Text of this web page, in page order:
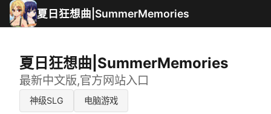
夏日狂想曲|SummerMemories
夏日狂想曲|SummerMemories
最新中文版,官方网站入口
神级SLG 电脑游戏